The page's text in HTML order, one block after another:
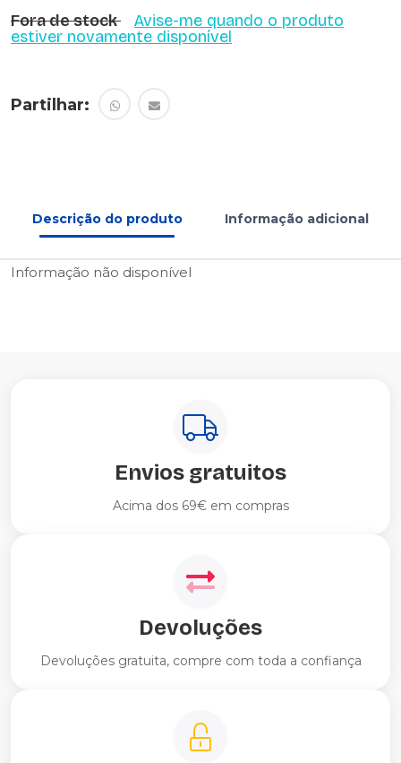
Fora de stock
Avise-me quando o produto
estiver novamente disponível
Partilhar:
Descrição do produto Informação adicional
Informação não disponível
Envios gratuitos
Acima dos 69€ em compras
Devoluções
Devoluções gratuita, compre com toda a confiança